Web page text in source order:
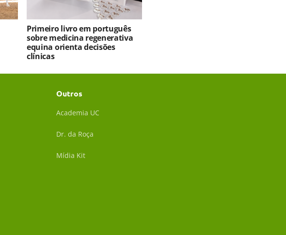
Primeiro livro em português
sobre medicina regenerativa
equina orienta decisões
clínicas
Outros
Academia UC
Dr. da Roça
Mídia Kit